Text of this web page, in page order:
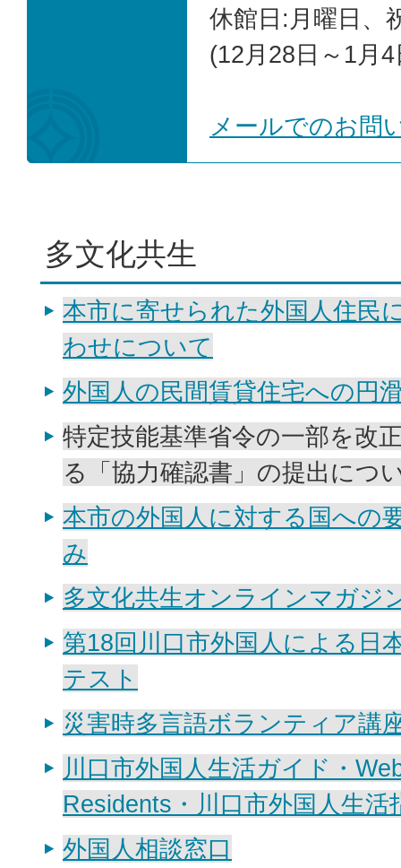
休館日:月曜日、
(12月28日～1月4
メールでのお問
多文化共生
本市に寄せられた外国人住民
わせについて
外国人の民間賃貸住宅への円
特定技能基準省令の一部を改
る「協力確認書」の提出につ
本市の外国人に対する国への
み
多文化共生オンラインマガジ
第18回川口市外国人による日
テスト
災害時多言語ボランティア講
川口市外国人生活ガイド・
Residents・川口市外国人生活
外国人相談窓口